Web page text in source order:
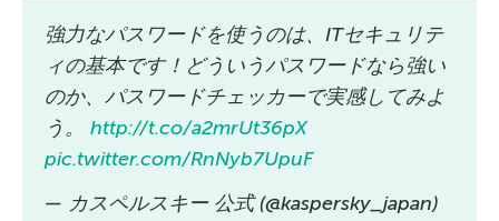
強力なパスワードを使うのは、ITセキュリテ
ィの基本です！どういうパスワードなら強い
のか、パスワードチェッカーで実感してみよ
う。 http://t.co/a2mrUt36pX
pic.twitter.com/RnNyb7UpuF
— カスペルスキー 公式 (@kaspersky_japan)